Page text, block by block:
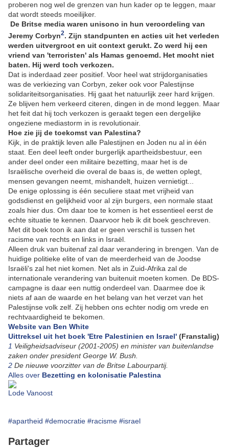
proberen nog wel de grenzen van hun kader op te leggen, maar
dat wordt steeds moeilijker.
De Britse media waren unisono in hun veroordeling van
Jeremy Corbyn2. Zijn standpunten en acties uit het verleden
werden uitvergroot en uit context gerukt. Zo werd hij een
vriend van 'terroristen' als Hamas genoemd. Het mocht niet
baten. Hij werd toch verkozen.
Dat is inderdaad zeer positief. Voor heel wat strijdorganisaties
was de verkiezing van Corbyn, zeker ook voor Palestijnse
solidariteitsorganisaties. Hij gaat het natuurlijk zeer hard krijgen.
Ze blijven hem verkeerd citeren, dingen in de mond leggen. Maar
het feit dat hij toch verkozen is geraakt tegen een dergelijke
ongeziene mediastorm in is revolutionair.
Hoe zie jij de toekomst van Palestina?
Kijk, in de praktijk leven alle Palestijnen en Joden nu al in één
staat. Een deel leeft onder burgerlijk apartheidsbestuur, een
ander deel onder een militaire bezetting, maar het is de
Israëlische overheid die overal de baas is, de wetten oplegt,
mensen gevangen neemt, mishandelt, huizen vernietigt...
De enige oplossing is één seculiere staat met vrijheid van
godsdienst en gelijkheid voor al zijn burgers, een normale staat
zoals hier dus. Om daar toe te komen is het essentieel eerst de
echte situatie te kennen. Daarvoor heb ik dit boek geschreven.
Met dit boek toon ik aan dat er geen verschil is tussen het
racisme van rechts en links in Israël.
Alleen druk van buitenaf zal daar verandering in brengen. Van de
huidige politieke elite of van de meerderheid van de Joodse
Israëli's zal het niet komen. Net als in Zuid-Afrika zal de
internationale verandering van buitenuit moeten komen. De BDS-
campagne is daar een nuttig onderdeel van. Daarmee doe ik
niets af aan de waarde en het belang van het verzet van het
Palestijnse volk zelf. Zij hebben ons echter nodig om vrede en
rechtvaardigheid te bekomen.
Website van Ben White
Uittreksel uit het boek 'Etre Palestinien en Israel' (Franstalig)
1 Veiligheidsadviseur (2001-2005) en minister van buitenlandse
zaken onder president George W. Bush.
2 De nieuwe voorzitter van de Britse Labourpartij.
Alles over Bezetting en kolonisatie Palestina
Lode Vanoost
#apartheid #democratie #racisme #israel
Partager